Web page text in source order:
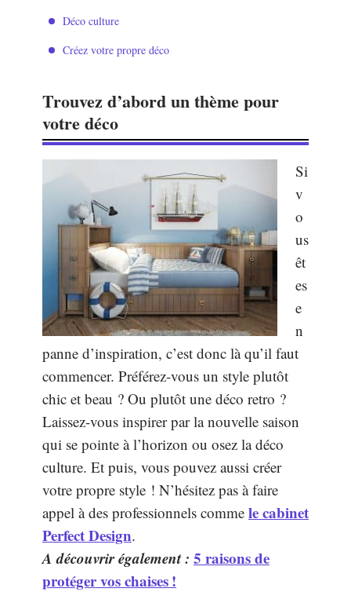
Déco culture
Créez votre propre déco
Trouvez d’abord un thème pour
votre déco
Si
v
o
us
êt
es
e
n
panne d’inspiration, c’est donc là qu’il faut
commencer. Préférez-vous un style plutôt
chic et beau ? Ou plutôt une déco retro ?
Laissez-vous inspirer par la nouvelle saison
qui se pointe à l’horizon ou osez la déco
culture. Et puis, vous pouvez aussi créer
votre propre style ! N’hésitez pas à faire
appel à des professionnels comme le cabinet
Perfect Design.
A découvrir également : 5 raisons de
protéger vos chaises !